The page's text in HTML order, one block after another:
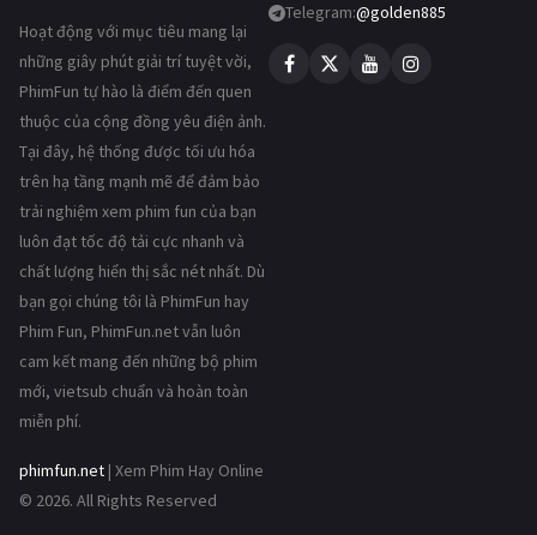
Hoạt động với mục tiêu mang lại
những giây phút giải trí tuyệt vời,
PhimFun tự hào là điểm đến quen
thuộc của cộng đồng yêu điện ảnh.
Tại đây, hệ thống được tối ưu hóa
trên hạ tầng mạnh mẽ để đảm bảo
trải nghiệm xem phim fun của bạn
luôn đạt tốc độ tải cực nhanh và
chất lượng hiển thị sắc nét nhất. Dù
bạn gọi chúng tôi là PhimFun hay
Phim Fun, PhimFun.net vẫn luôn
cam kết mang đến những bộ phim
mới, vietsub chuẩn và hoàn toàn
miễn phí.
phimfun.net | Xem Phim Hay Online
© 2026. All Rights Reserved
Telegram:@golden885